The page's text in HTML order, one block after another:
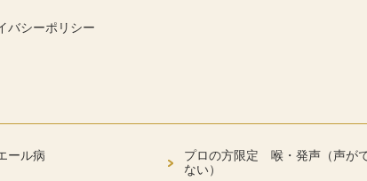
バシーポリシー
ール病
プロの方限定 喉・発声（声が
ない）